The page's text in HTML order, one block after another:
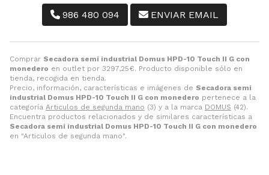
Comprar Secadora semi industrial Domus HPD-10 Touch II G con
monedero en outlet por 3297,25€. Producto disponible sólo en
tienda, recogida en tienda.
Precio, información, características e imágenes de Secadora semi
industrial Domus HPD-10 Touch II G con monedero pertenece a la
categoría Articulos de segunda mano (3) y a la marca DOMUS (42).
Encuentra productos relacionados y de similares características a
Secadora semi industrial Domus HPD-10 Touch II G con monedero
en "Articulos de segunda mano".
986 480 094 ENVIAR EMAIL